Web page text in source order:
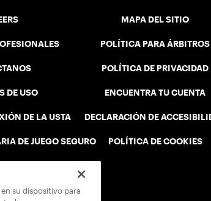
DE USO
DE LA USTA
DE JUEGO SEGURO
MAPA DEL SITIO
POLÍTICA PARA ÁRBITROS
POLÍTICA DE PRIVACIDAD
ENCUENTRA TU CUENTA
DECLARACIÓN DE
POLÍTICA DE COOKIES
su dispositivo para